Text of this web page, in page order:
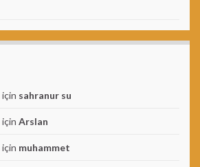
için sahranur su
için Arslan
için muhammet